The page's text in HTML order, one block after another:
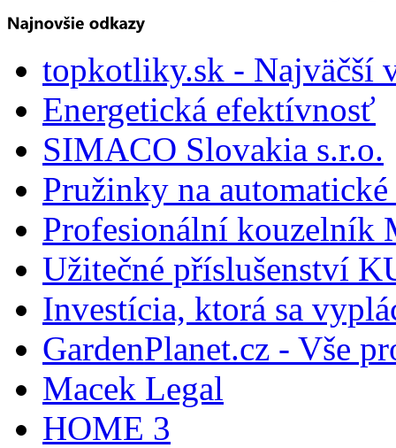
topkotliky.sk - Najväčší
Energetická efektívnosť
SIMACO Slovakia s.r.o.
Pružinky na
Profesionální kouzelník
Užitečné příslušenství
Investícia, ktorá sa
GardenPlanet.cz - Vše
Macek Legal
HOME 3